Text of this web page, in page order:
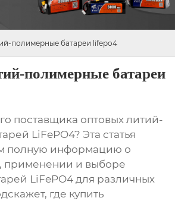
полимерные батареи lifepo4
полимерные батареи
поставщика оптовых литий-
LiFePO4? Эта статья
полную информацию о
применении и выборе
LiFePO4 для различных
где купить